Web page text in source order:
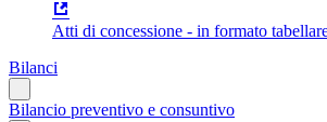
Atti di concessione - in formato
Bilanci
Bilancio preventivo e consuntivo